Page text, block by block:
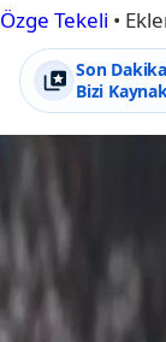
Özge Tekeli •
Son
Bizi